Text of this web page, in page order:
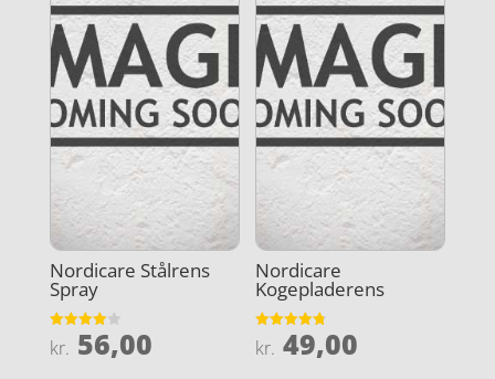
Nordicare Stålrens
Spray
Vurderet
4
kr. 56,00
Nordicare
Kogepladerens
Vurderet
4.8
kr. 49,00